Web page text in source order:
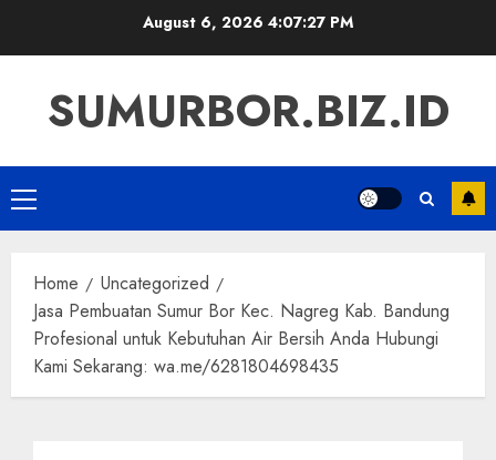
August 6, 2026 4:07:28 PM
SUMURBOR.BIZ.ID
Primary
Menu
Home
Uncategorized
Jasa Pembuatan Sumur Bor Kec. Nagreg Kab. Bandung
Profesional untuk Kebutuhan Air Bersih Anda Hubungi
Kami Sekarang: wa.me/6281804698435